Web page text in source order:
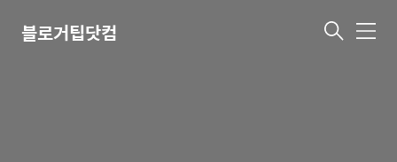
블로거팁닷컴 메